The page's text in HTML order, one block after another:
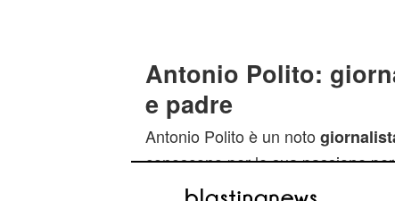
Antonio Polito:
e padre
Antonio Polito è un noto
conoscono per le sua passione
realtà anche la
vita,